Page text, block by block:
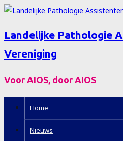
Landelijke Pathologie
Vereniging
Voor AIOS, door AIOS
Home
Nieuws